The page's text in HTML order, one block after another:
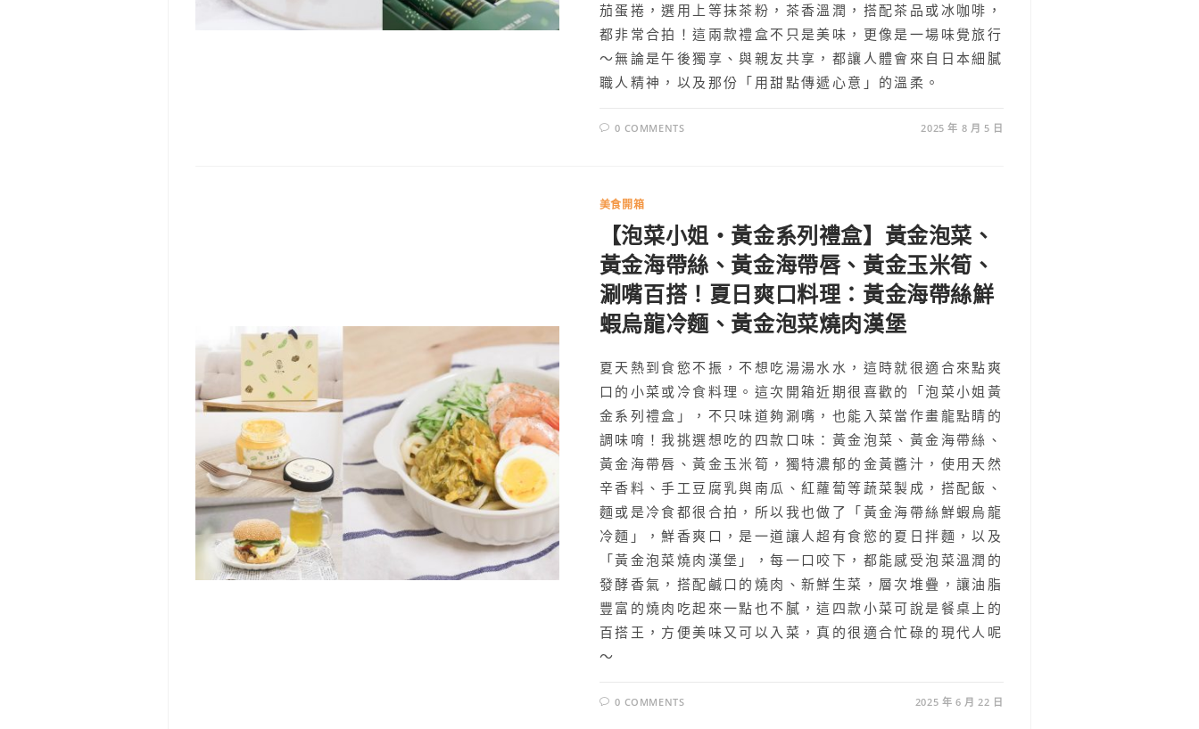
茄蛋捲，選用上等抹茶粉，茶香溫潤，搭配茶品或冰咖啡，
都非常合拍！這兩款禮盒不只是美味，更像是一場味覺旅行
～無論是午後獨享、與親友共享，都讓人體會來自日本細膩
職人精神，以及那份「用甜點傳遞心意」的溫柔。
0 COMMENTS 2025 年 8 月 5 日
美食開箱
【泡菜小姐・黃金系列禮盒】黃金泡菜、
黃金海帶絲、黃金海帶唇、黃金玉米筍、
涮嘴百搭！夏日爽口料理：黃金海帶絲鮮
蝦烏龍冷麵、黃金泡菜燒肉漢堡
夏天熱到食慾不振，不想吃湯湯水水，這時就很適合來點爽
口的小菜或冷食料理。這次開箱近期很喜歡的「泡菜小姐黃
金系列禮盒」，不只味道夠涮嘴，也能入菜當作畫龍點睛的
調味唷！我挑選想吃的四款口味：黃金泡菜、黃金海帶絲、
黃金海帶唇、黃金玉米筍，獨特濃郁的金黃醬汁，使用天然
辛香料、手工豆腐乳與南瓜、紅蘿蔔等蔬菜製成，搭配飯、
麵或是冷食都很合拍，所以我也做了「黃金海帶絲鮮蝦烏龍
冷麵」，鮮香爽口，是一道讓人超有食慾的夏日拌麵，以及
「黃金泡菜燒肉漢堡」，每一口咬下，都能感受泡菜溫潤的
發酵香氣，搭配鹹口的燒肉、新鮮生菜，層次堆疊，讓油脂
豐富的燒肉吃起來一點也不膩，這四款小菜可說是餐桌上的
百搭王，方便美味又可以入菜，真的很適合忙碌的現代人呢
～
0 COMMENTS 2025 年 6 月 22 日